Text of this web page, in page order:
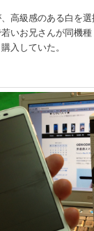
高級感のある白を
いお兄さんが同機
入していた。